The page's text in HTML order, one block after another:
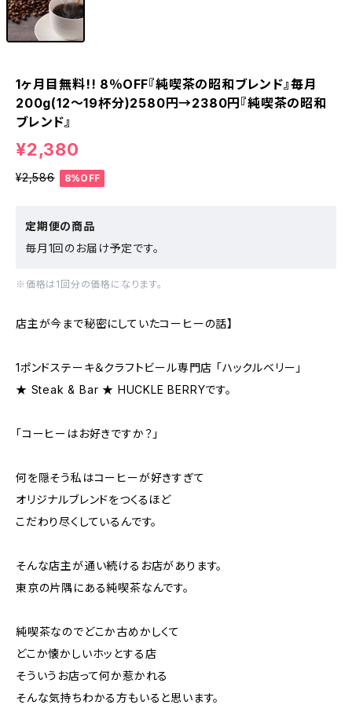
1ヶ月目無料!! 8％OFF『純喫茶の昭和ブレンド』毎月
200g(12〜19杯分)2580円→2380円『純喫茶の昭和
ブレンド』
¥2,380
¥2,586 8%OFF
定期便の商品
毎月1回のお届け予定です。
※価格は1回分の価格になります。
店主が今まで秘密にしていたコーヒーの話】
1ポンドステーキ＆クラフトビール専門店 「ハックルベリー」
★ Steak & Bar ★ HUCKLE BERRYです。
「コーヒーはお好きですか？」
何を隠そう私はコーヒーが好きすぎて
オリジナルブレンドをつくるほど
こだわり尽くしているんです。
そんな店主が通い続けるお店があります。
東京の片隅にある純喫茶なんです。
純喫茶なのでどこか古めかしくて
どこか懐かしいホッとする店
そういうお店って何か惹かれる
そんな気持ちわかる方もいると思います。